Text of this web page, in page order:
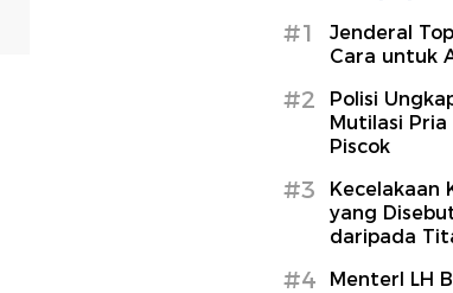
#1
Jenderal
Cara untuk
#2
Polisi
Mutilasi
Piscok
#3
Kecelakaan
yang
daripada
#4
MenterI LH